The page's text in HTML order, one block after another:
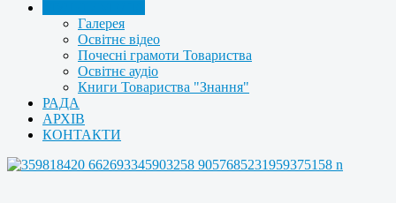
Галерея
Освітнє відео
Почесні грамоти Товариства
Освітнє аудіо
Книги Товариства "Знання"
РАДА
АРХІВ
КОНТАКТИ